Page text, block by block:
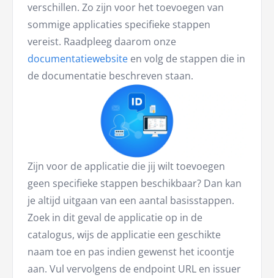
verschillen. Zo zijn voor het toevoegen van
sommige applicaties specifieke stappen
vereist. Raadpleeg daarom onze
documentatiewebsite en volg de stappen die in
de documentatie beschreven staan.
Zijn voor de applicatie die jij wilt toevoegen
geen specifieke stappen beschikbaar? Dan kan
je altijd uitgaan van een aantal basisstappen.
Zoek in dit geval de applicatie op in de
catalogus, wijs de applicatie een geschikte
naam toe en pas indien gewenst het icoontje
aan. Vul vervolgens de endpoint URL en issuer